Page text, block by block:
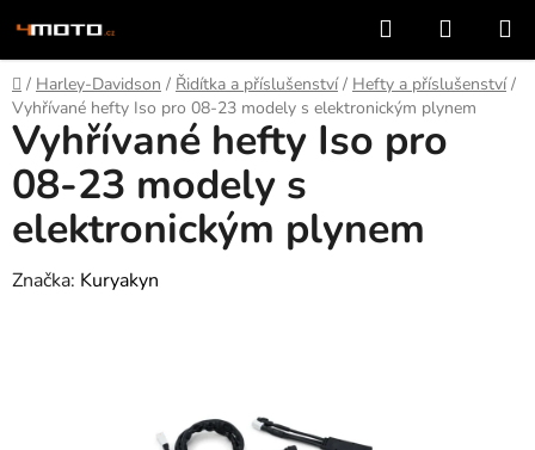
na
obsah
Hledat
KOŠÍK
Domů
/ Harley-Davidson / Řidítka a příslušenství / Hefty a příslušenství /
Vyhřívané hefty Iso pro 08-23 modely s elektronickým plynem
Vyhřívané hefty Iso pro
08-23 modely s
elektronickým plynem
Značka: Kuryakyn